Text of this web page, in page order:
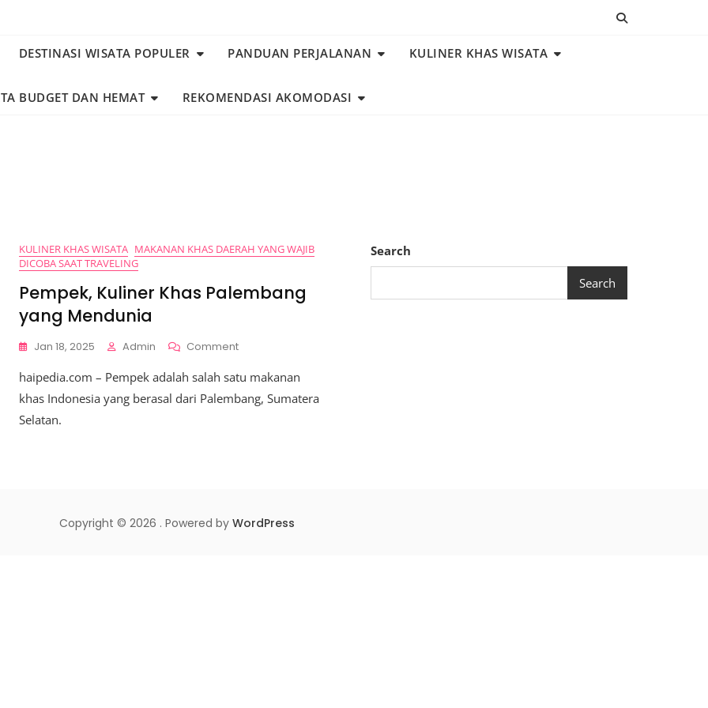
DESTINASI WISATA POPULER PANDUAN PERJALANAN KULINER KHAS WISATA
BUDGET DAN HEMAT REKOMENDASI AKOMODASI
KULINER KHAS WISATA MAKANAN KHAS DAERAH YANG WAJIB
DICOBA SAAT TRAVELING
Pempek, Kuliner Khas Palembang
yang Mendunia
Jan 18, 2025 Admin CommentOn
Kuliner
Khas
Palembang
haipedia.com – Pempek adalah salah satu makanan
khas Indonesia yang berasal dari Palembang, Sumatera
Selatan.
Search
Search
Copyright © 2026 . Powered by WordPress